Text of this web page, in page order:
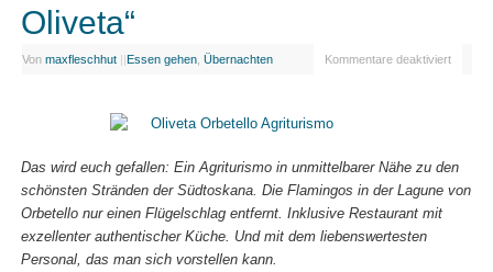
Oliveta“
Von maxfleschhut ||Essen gehen, Übernachten Kommentare deaktiviert
Das wird euch gefallen: Ein Agriturismo in unmittelbarer Nähe zu den
schönsten Stränden der Südtoskana. Die Flamingos in der Lagune von
Orbetello nur einen Flügelschlag entfernt. Inklusive Restaurant mit
exzellenter authentischer Küche. Und mit dem liebenswertesten
Personal, das man sich vorstellen kann.